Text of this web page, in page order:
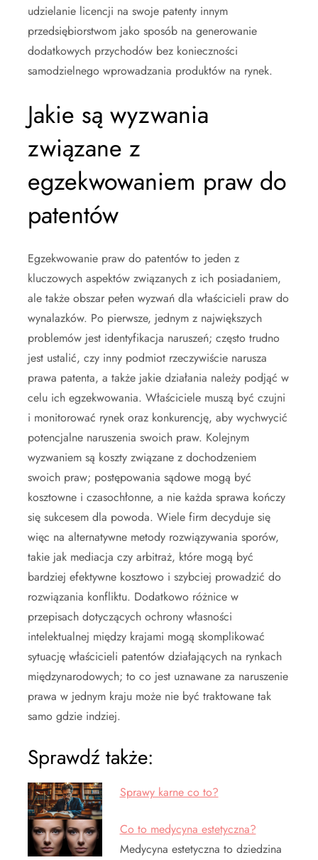
udzielanie licencji na swoje patenty innym
przedsiębiorstwom jako sposób na generowanie
dodatkowych przychodów bez konieczności
samodzielnego wprowadzania produktów na rynek.
Jakie są wyzwania
związane z
egzekwowaniem praw do
patentów
Egzekwowanie praw do patentów to jeden z
kluczowych aspektów związanych z ich posiadaniem,
ale także obszar pełen wyzwań dla właścicieli praw do
wynalazków. Po pierwsze, jednym z największych
problemów jest identyfikacja naruszeń; często trudno
jest ustalić, czy inny podmiot rzeczywiście narusza
prawa patenta, a także jakie działania należy podjąć w
celu ich egzekwowania. Właściciele muszą być czujni
i monitorować rynek oraz konkurencję, aby wychwycić
potencjalne naruszenia swoich praw. Kolejnym
wyzwaniem są koszty związane z dochodzeniem
swoich praw; postępowania sądowe mogą być
kosztowne i czasochłonne, a nie każda sprawa kończy
się sukcesem dla powoda. Wiele firm decyduje się
więc na alternatywne metody rozwiązywania sporów,
takie jak mediacja czy arbitraż, które mogą być
bardziej efektywne kosztowo i szybciej prowadzić do
rozwiązania konfliktu. Dodatkowo różnice w
przepisach dotyczących ochrony własności
intelektualnej między krajami mogą skomplikować
sytuację właścicieli patentów działających na rynkach
międzynarodowych; to co jest uznawane za naruszenie
prawa w jednym kraju może nie być traktowane tak
samo gdzie indziej.
Sprawdź także:
Sprawy karne co to?
Co to medycyna estetyczna?
Medycyna estetyczna to dziedzina